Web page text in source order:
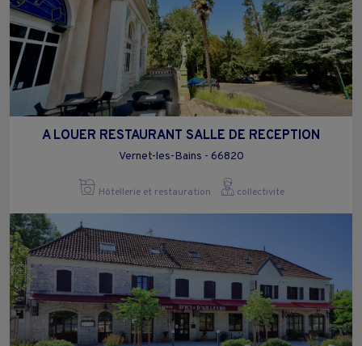
A LOUER RESTAURANT SALLE DE RECEPTION
Vernet-les-Bains - 66820
Hôtellerie et restauration collectivite